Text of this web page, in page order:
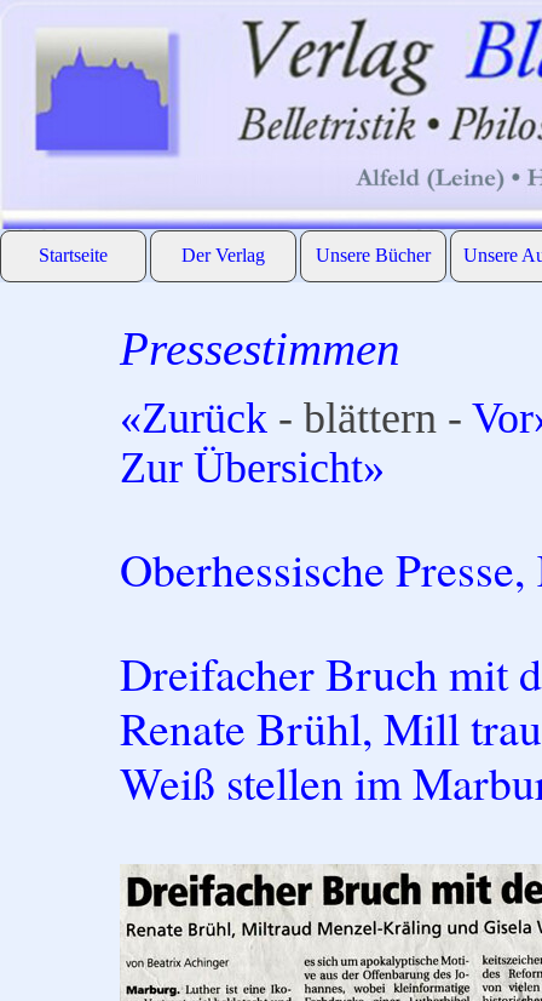
Startseite Der Verlag ▼
Unsere Bücher ▼
Unsere
Pressestimmen
«Zurück- blättern -
Zur Übersicht»
Oberhessische
Dreifacher Bruch mit
Renate Brühl, Mill
Weiß stellen im